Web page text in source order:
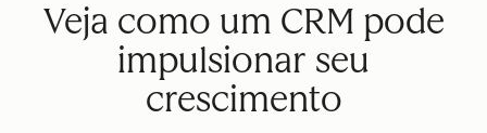
Veja como um CRM pode
impulsionar seu
crescimento